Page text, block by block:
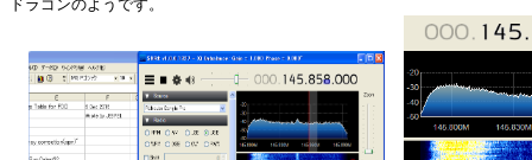
ドラゴンのようです。